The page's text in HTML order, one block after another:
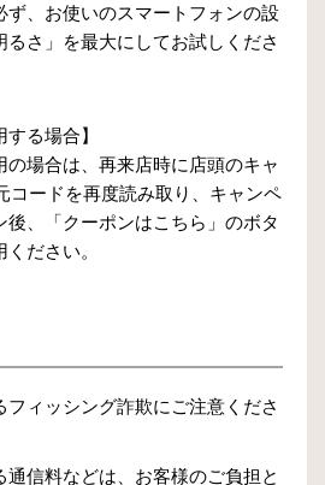
ず、お使いのスマートフォンの設
るさ」を最大にしてお試しくださ
する場合】
の場合は、再来店時に店頭のキャ
コードを再度読み取り、キャンペ
後、「クーポンはこちら」のボタ
ださい。
フィッシング詐欺にご注意くださ
通信料などは、お客様のご負担と